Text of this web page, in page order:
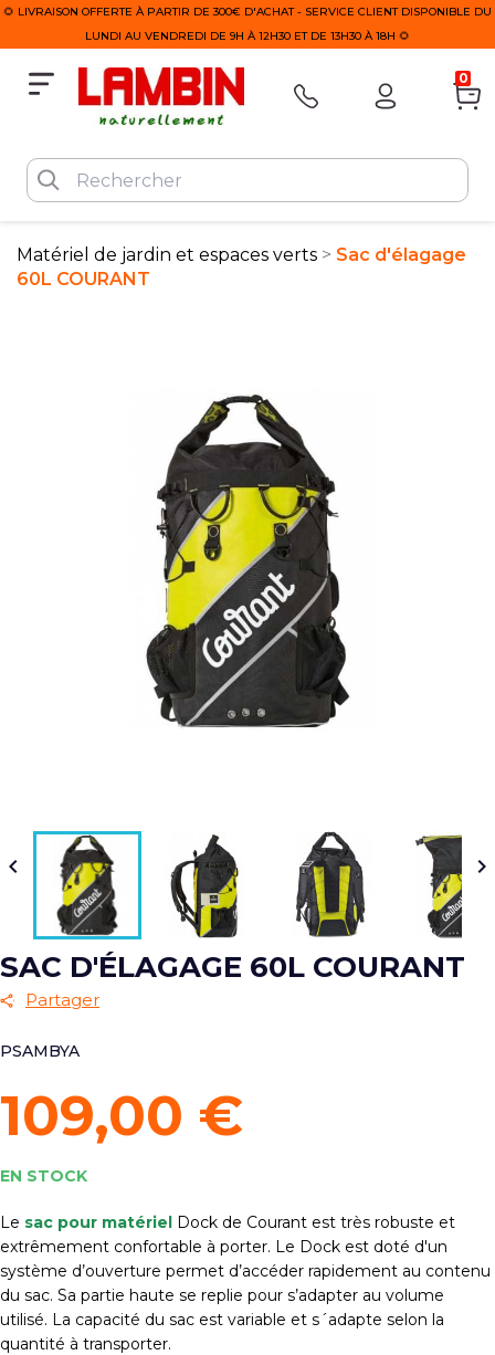
🌻 LIVRAISON OFFERTE À PARTIR DE 300€ D'ACHAT - SERVICE CLIENT DISPONIBLE DU
LUNDI AU VENDREDI DE 9H À 12H30 ET DE 13H30 À 18H 🌻
0
Matériel de jardin et espaces verts
Sac d'élagage
60L COURANT
 
SAC D'ÉLAGAGE 60L COURANT
Partager
PSAMBYA
109,00 €
EN STOCK
Le sac pour matériel Dock de Courant est très robuste et
extrêmement confortable à porter. Le Dock est doté d'un
système d’ouverture permet d’accéder rapidement au contenu
du sac. Sa partie haute se replie pour s’adapter au volume
utilisé. La capacité du sac est variable et s´adapte selon la
quantité à transporter.